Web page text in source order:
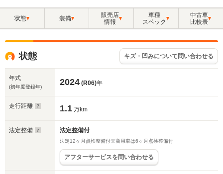
状態 装備
販売店
情報
車種
スペック
中古車
比較表
状態 キズ・凹みについて問い合わせる
年式
(初年度登録年) 2024 (R06)年
走行距離 1.1 万km
法定整備 法定整備付
法定12ヶ月点検整備付※商用車は6ヶ月点検整備付
アフターサービスを問い合わせる